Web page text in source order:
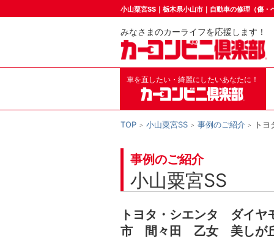
小山粟宮SS｜栃木県小山市｜自動車の修理（傷・
みなさまのカーライフを応援します！
車を直したい・綺麗にしたいあなたに！
TOP 小山粟宮SS 事例のご紹介 ト
事例のご紹介
小山粟宮SS
トヨタ・シエンタ ダイ
市 間々田 乙女 美しが